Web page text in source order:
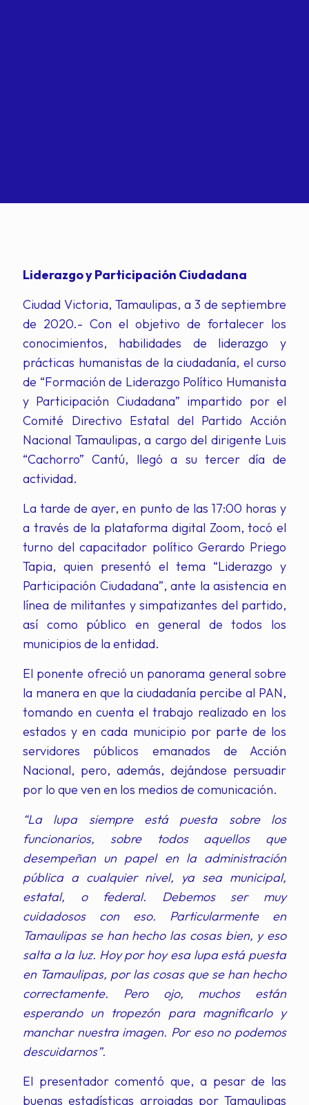
Liderazgo y Participación Ciudadana
Ciudad Victoria, Tamaulipas, a 3 de septiembre
de 2020.- Con el objetivo de fortalecer los
conocimientos, habilidades de liderazgo y
prácticas humanistas de la ciudadanía, el curso
de “Formación de Liderazgo Político Humanista
y Participación Ciudadana” impartido por el
Comité Directivo Estatal del Partido Acción
Nacional Tamaulipas, a cargo del dirigente Luis
“Cachorro” Cantú, llegó a su tercer día de
actividad.
La tarde de ayer, en punto de las 17:00 horas y
a través de la plataforma digital Zoom, tocó el
turno del capacitador político Gerardo Priego
Tapia, quien presentó el tema “Liderazgo y
Participación Ciudadana”, ante la asistencia en
línea de militantes y simpatizantes del partido,
así como público en general de todos los
municipios de la entidad.
El ponente ofreció un panorama general sobre
la manera en que la ciudadanía percibe al PAN,
tomando en cuenta el trabajo realizado en los
estados y en cada municipio por parte de los
servidores públicos emanados de Acción
Nacional, pero, además, dejándose persuadir
por lo que ven en los medios de comunicación.
“La lupa siempre está puesta sobre los
funcionarios, sobre todos aquellos que
desempeñan un papel en la administración
pública a cualquier nivel, ya sea municipal,
estatal, o federal. Debemos ser muy
cuidadosos con eso. Particularmente en
Tamaulipas se han hecho las cosas bien, y eso
salta a la luz. Hoy por hoy esa lupa está puesta
en Tamaulipas, por las cosas que se han hecho
correctamente. Pero ojo, muchos están
esperando un tropezón para magnificarlo y
manchar nuestra imagen. Por eso no podemos
descuidarnos”.
El presentador comentó que, a pesar de las
buenas estadísticas arrojadas por Tamaulipas